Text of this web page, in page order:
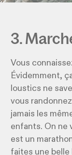
3.
Vous
Évidemment,
loustics ne
vous
jamais les
enfants. On ne
est un
faites une belle